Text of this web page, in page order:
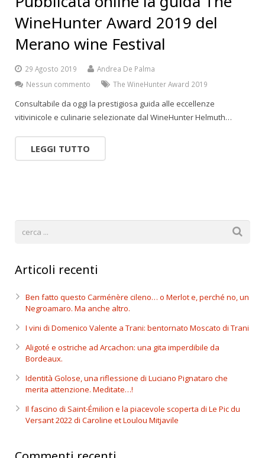
WineHunter Award 2019 del
Merano wine Festival
29 Agosto 2019
Andrea De Palma
Nessun commento
The WineHunter Award 2019
Consultabile da oggi la prestigiosa guida alle eccellenze
vitivinicole e culinarie selezionate dal WineHunter Helmuth…
LEGGI TUTTO
Articoli recenti
Ben fatto questo Carménère cileno… o Merlot e, perché no, un
Negroamaro. Ma anche altro.
I vini di Domenico Valente a Trani: bentornato Moscato di Trani
Aligoté e ostriche ad Arcachon: una gita imperdibile da
Bordeaux.
Identità Golose, una riflessione di Luciano Pignataro che
merita attenzione. Meditate…!
Il fascino di Saint-Émilion e la piacevole scoperta di Le Pic du
Versant 2022 di Caroline et Loulou Mitjavile